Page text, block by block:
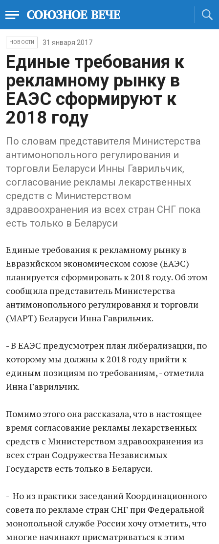
НОВОСТИ 31 января 2017
Единые требования к
рекламному рынку в
ЕАЭС сформируют к
2018 году
По словам представителя Министерства
антимонопольного регулирования и
торговли Беларуси Инны Гаврильчик,
согласование рекламы лекарственных
средств с Министерством
здравоохранения из всех стран СНГ пока
есть только в Беларуси
Единые требования к рекламному рынку в
Евразийском экономическом союзе (ЕАЭС)
планируется сформировать к 2018 году. Об этом
сообщила представитель Министерства
антимонопольного регулирования и торговли
(МАРТ) Беларуси Инна Гаврильчик.
- В ЕАЭС предусмотрен план либерализации, по
которому мы должны к 2018 году прийти к
единым позициям по требованиям, - отметила
Инна Гаврильчик.
Помимо этого она рассказала, что в настоящее
время согласование рекламы лекарственных
средств с Министерством здравоохранения из
всех стран Содружества Независимых
Государств есть только в Беларуси.
- Но из практики заседаний Координационного
совета по рекламе стран СНГ при Федеральной
монопольной службе России хочу отметить, что
многие начинают присматриваться к этим